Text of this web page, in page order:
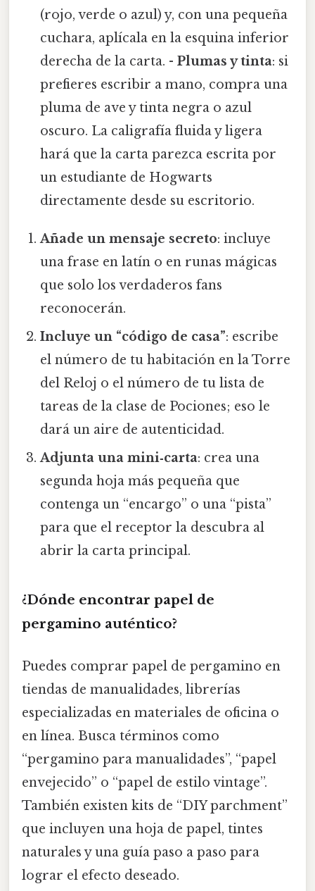
(rojo, verde o azul) y, con una pequeña
cuchara, aplícala en la esquina inferior
derecha de la carta. -Plumas y tinta: si
prefieres escribir a mano, compra una
pluma de ave y tinta negra o azul
oscuro. La caligrafía fluida y ligera
hará que la carta parezca escrita por
un estudiante de Hogwarts
directamente desde su escritorio.
Añade un mensaje secreto: incluye
una frase en latín o en runas mágicas
que solo los verdaderos fans
reconocerán.
Incluye un “código de casa”: escribe
el número de tu habitación en la Torre
del Reloj o el número de tu lista de
tareas de la clase de Pociones; eso le
dará un aire de autenticidad.
Adjunta una mini‑carta: crea una
segunda hoja más pequeña que
contenga un “encargo” o una “pista”
para que el receptor la descubra al
abrir la carta principal.
¿Dónde encontrar papel de
pergamino auténtico?
Puedes comprar papel de pergamino en
tiendas de manualidades, librerías
especializadas en materiales de oficina o
en línea. Busca términos como
“pergamino para manualidades”, “papel
envejecido” o “papel de estilo vintage”.
También existen kits de “DIY parchment”
que incluyen una hoja de papel, tintes
naturales y una guía paso a paso para
lograr el efecto deseado.